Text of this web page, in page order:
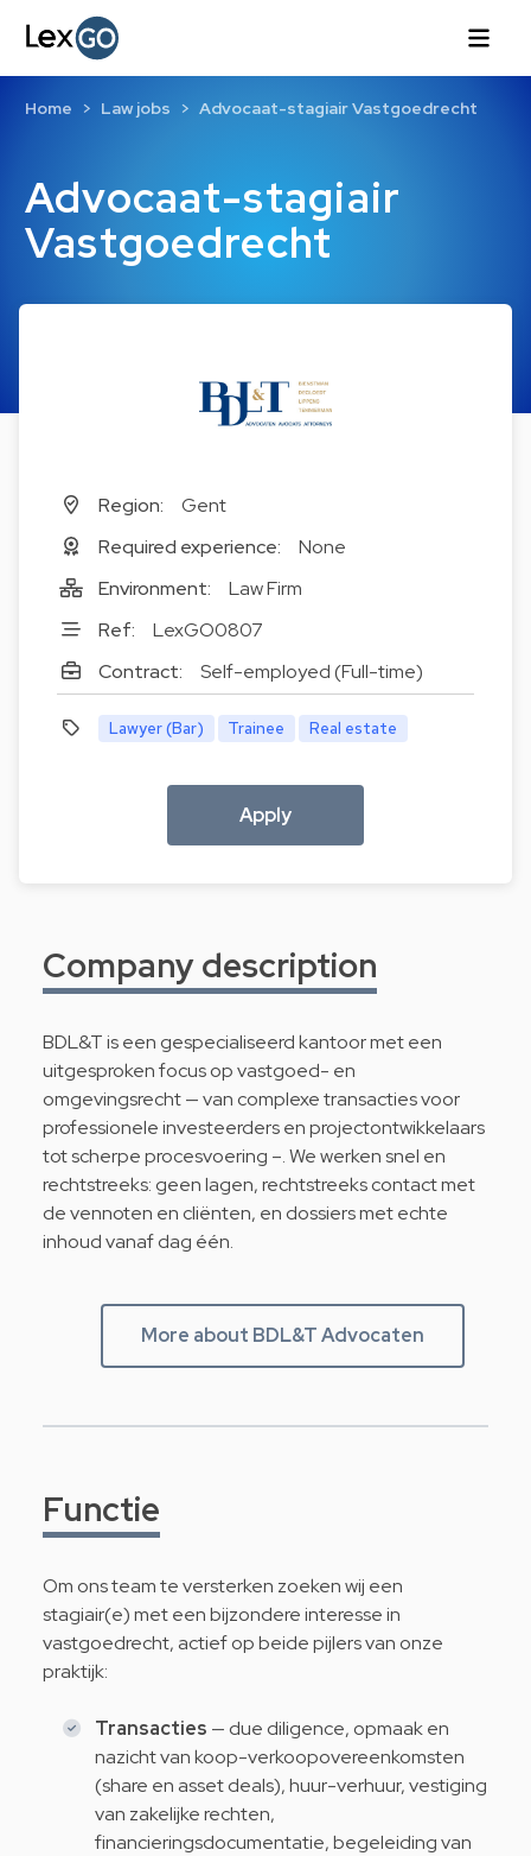
Advocaat-stagiair
Vastgoedrecht
Home Law jobs Advocaat-stagiair Vastgoedrecht
Region:
Gent
Required experience:
None
Environment:
Law Firm
Ref:
LexGO0807
Contract:
Self-employed (Full-time)
Lawyer (Bar) Trainee Real estate
Apply
Company description
BDL&T is een gespecialiseerd kantoor met een
uitgesproken focus op vastgoed- en
omgevingsrecht — van complexe transacties voor
professionele investeerders en projectontwikkelaars
tot scherpe procesvoering –. We werken snel en
rechtstreeks: geen lagen, rechtstreeks contact met
de vennoten en cliënten, en dossiers met echte
inhoud vanaf dag één.
More about BDL&T Advocaten
Functie
Om ons team te versterken zoeken wij een
stagiair(e) met een bijzondere interesse in
vastgoedrecht, actief op beide pijlers van onze
praktijk:
Transacties — due diligence, opmaak en
nazicht van koop-verkoopovereenkomsten
(share en asset deals), huur-verhuur, vestiging
van zakelijke rechten,
financieringsdocumentatie, begeleiding van